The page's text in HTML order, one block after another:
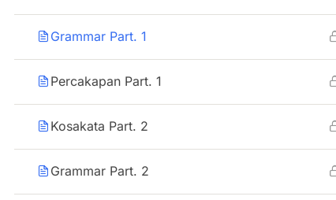
Grammar Part. 1
Percakapan Part. 1
Kosakata Part. 2
Grammar Part. 2